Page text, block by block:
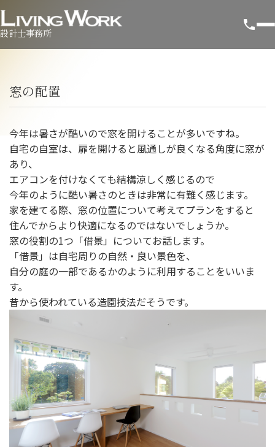
設計士事務所
窓の配置
今年は暑さが酷いので窓を開けることが多いですね。
自宅の自室は、扉を開けると風通しが良くなる角度に窓が
あり、
エアコンを付けなくても結構涼しく感じるので
今年のように酷い暑さのときは非常に有難く感じます。
家を建てる際、窓の位置について考えてプランをすると
住んでからより快適になるのではないでしょうか。
窓の役割の1つ「借景」についてお話します。
「借景」は自宅周りの自然・良い景色を、
自分の庭の一部であるかのように利用することをいいま
す。
昔から使われている造園技法だそうです。